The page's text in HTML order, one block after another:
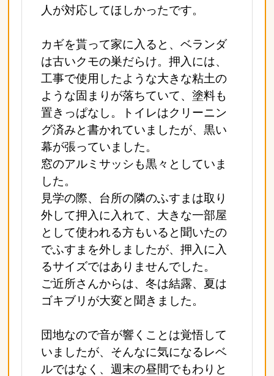
人が対応してほしかったです。
カギを貰って家に入ると、ベランダ
は古いクモの巣だらけ。押入には、
工事で使用したような大きな粘土の
ような固まりが落ちていて、塗料も
置きっぱなし。トイレはクリーニン
グ済みと書かれていましたが、黒い
幕が張っていました。
窓のアルミサッシも黒々としていま
した。
見学の際、台所の隣のふすまは取り
外して押入に入れて、大きな一部屋
として使われる方もいると聞いたの
でふすまを外しましたが、押入に入
るサイズではありませんでした。
ご近所さんからは、冬は結露、夏は
ゴキブリが大変と聞きました。
団地なので音が響くことは覚悟して
いましたが、そんなに気になるレベ
ルではなく、週末の昼間でもわりと